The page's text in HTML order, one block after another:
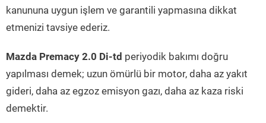
kanununa uygun işlem ve garantili yapmasına dikkat
etmenizi tavsiye ederiz.
Mazda Premacy 2.0 Di-td periyodik bakımı doğru
yapılması demek; uzun ömürlü bir motor, daha az yakıt
gideri, daha az egzoz emisyon gazı, daha az kaza riski
demektir.